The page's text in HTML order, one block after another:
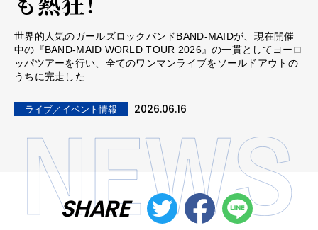
世界的人気のガールズロックバンドBAND-MAIDが、現在開催
中の『BAND-MAID WORLD TOUR 2026』の一貫としてヨーロ
ッパツアーを行い、全てのワンマンライブをソールドアウトの
うちに完走した
ライブ／イベント情報 2026.06.16
SHARE